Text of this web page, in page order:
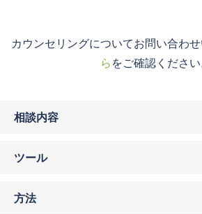
カウンセリングについてお問い合わせ
ら をご確認ください
相談内容
ツール
方法